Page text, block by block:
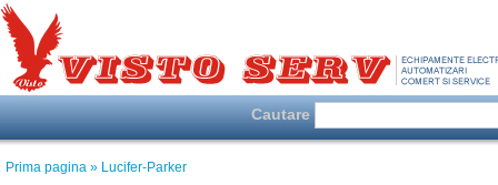
Cautare
Prima pagina » Lucifer-Parker